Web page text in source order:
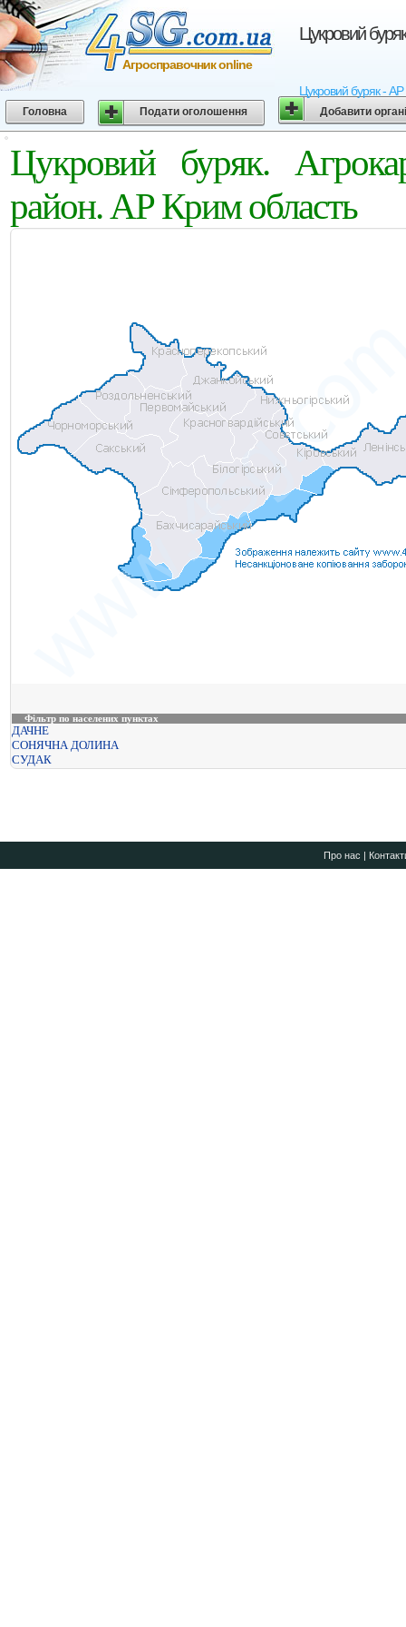
Цукровий
Цукровий буряк -
Агросправочник online
Головна Подати оголошення Добавити
Цукровий буряк.
район. АР Крим область
Фільтр по населених пунктах
ДАЧНЕ
СОНЯЧНА ДОЛИНА
СУДАК
Про нас |